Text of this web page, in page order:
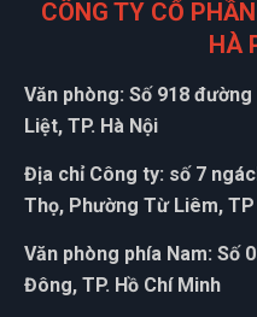
CÔNG TY CỔ
HÀ
Văn phòng: Số 918
Liệt, TP. Hà Nội
Địa chỉ Công ty: số 7
Thọ, Phường Từ Liêm, TP
Văn phòng phía Nam: Số
Đông, TP. Hồ Chí Minh